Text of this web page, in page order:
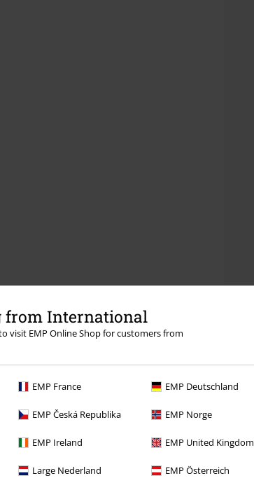
from International
visit EMP Online Shop for customers from
EMP France EMP Deutschland
EMP Česká Republika EMP Norge
EMP Ireland EMP United Kingdom
Large Nederland EMP Österreich